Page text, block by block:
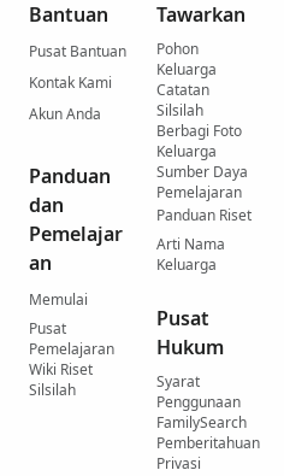
Bantuan
Pusat Bantuan
Kontak Kami
Akun Anda
Panduan
dan
Pemelajar
an
Memulai
Pusat
Pemelajaran
Wiki Riset
Silsilah
Tawarkan
Pohon
Keluarga
Catatan
Silsilah
Berbagi Foto
Keluarga
Sumber Daya
Pemelajaran
Panduan Riset
Arti Nama
Keluarga
Pusat
Hukum
Syarat
Penggunaan
FamilySearch
Pemberitahuan
Privasi